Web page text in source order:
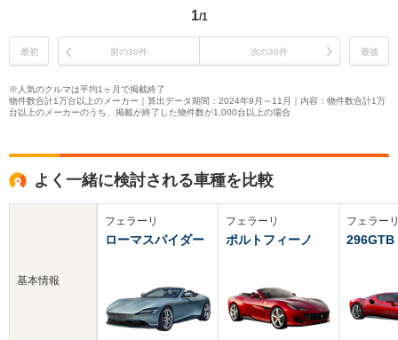
1/1
最初 前の30件 次の30件 最後
※人気のクルマは平均1ヶ月で掲載終了
物件数合計1万台以上のメーカー｜算出データ期間：2024年9月～11月｜内容：物件数合計1万
台以上のメーカーのうち、掲載が終了した物件数が1,000台以上の場合
よく一緒に検討される車種を比較
基本情報
フェラーリ
ローマスパイダー
フェラーリ
ポルトフィーノ
フェラー
296GTB